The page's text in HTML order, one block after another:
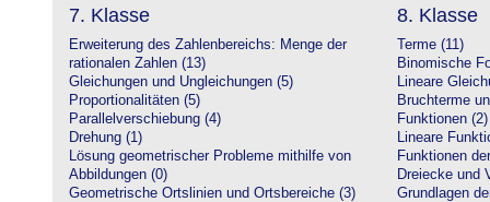
7. Klasse
Erweiterung des Zahlenbereichs: Menge der
rationalen Zahlen (13)
Gleichungen und Ungleichungen (5)
Proportionalitäten (5)
Parallelverschiebung (4)
Drehung (1)
Lösung geometrischer Probleme mithilfe von
Abbildungen (0)
Geometrische Ortslinien und Ortsbereiche (3)
8. Klasse
Terme (11)
Binomische
Lineare
Bruchterme
Funktionen (2)
Lineare
Funktionen
Dreiecke und
Grundlagen